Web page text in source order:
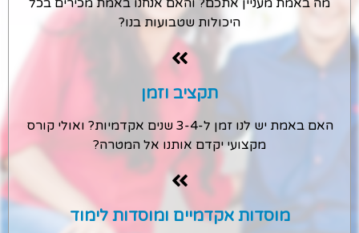
היכולות שטבועות בנו?
תקציב וזמן
האם באמת יש לנו זמן ל-3-4 שנים אקדמיות? ואולי קורס
מקצועי יקדם אותנו אל המטרה?
מוסדות אקדמיים ומוסדות לימוד